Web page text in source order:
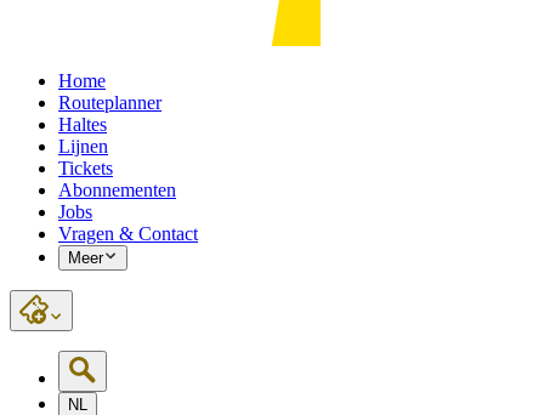
Home
Routeplanner
Haltes
Lijnen
Tickets
Abonnementen
Jobs
Vragen & Contact
Meer
NL